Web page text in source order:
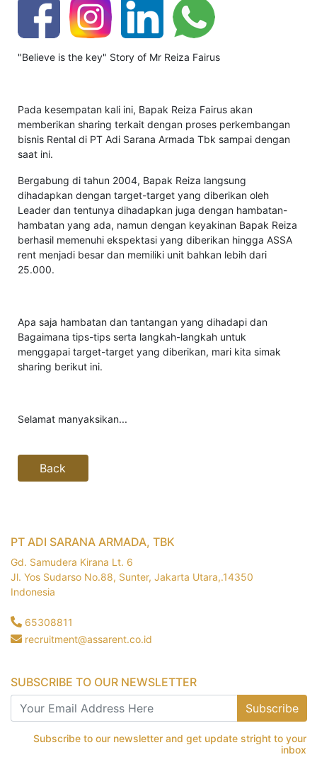
"Believe is the key" Story of Mr Reiza Fairus
Pada kesempatan kali ini, Bapak Reiza Fairus akan
memberikan sharing terkait dengan proses perkembangan
bisnis Rental di PT Adi Sarana Armada Tbk sampai dengan
saat ini.
Bergabung di tahun 2004, Bapak Reiza langsung
dihadapkan dengan target-target yang diberikan oleh
Leader dan tentunya dihadapkan juga dengan hambatan-
hambatan yang ada, namun dengan keyakinan Bapak Reiza
berhasil memenuhi ekspektasi yang diberikan hingga ASSA
rent menjadi besar dan memiliki unit bahkan lebih dari
25.000.
Apa saja hambatan dan tantangan yang dihadapi dan
Bagaimana tips-tips serta langkah-langkah untuk
menggapai target-target yang diberikan, mari kita simak
sharing berikut ini.
Selamat manyaksikan...
Back
PT ADI SARANA ARMADA, TBK
Gd. Samudera Kirana Lt. 6
Jl. Yos Sudarso No.88, Sunter, Jakarta Utara,.14350
Indonesia
65308811
recruitment@assarent.co.id
SUBSCRIBE TO OUR NEWSLETTER
Subscribe
Subscribe to our newsletter and get update stright to your
inbox